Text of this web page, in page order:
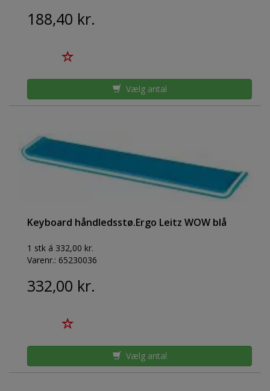
188,40 kr.
Vælg antal
Keyboard håndledsstø.Ergo Leitz WOW blå
1 stk á 332,00 kr.
Varenr.: 65230036
332,00 kr.
Vælg antal